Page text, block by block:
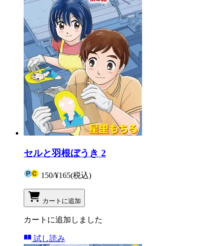
セルと羽根ぼうき 2
150/¥165(税込)
カートに追加
カートに追加しました
試し読み